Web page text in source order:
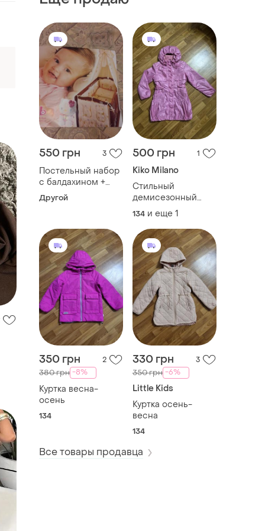
550 грн 3
Постельный набор
с балдахином +
стойка
Другой
500 грн 1
Kiko Milano
Стильный
демисезонный
плащ-пальто kiko
для девочки
134 и еще 1
350 грн 2
380 грн -8%
Куртка весна-
осень
134
330 грн 3
350 грн -6%
Little Kids
Куртка осень-
весна
134
Все товары продавца